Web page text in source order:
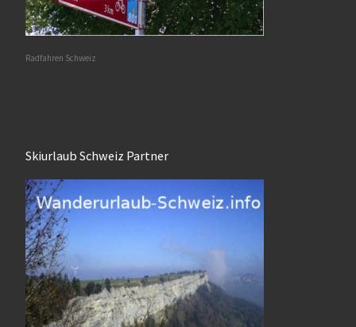
Radfahren Schweiz
Skiurlaub Schweiz Partner